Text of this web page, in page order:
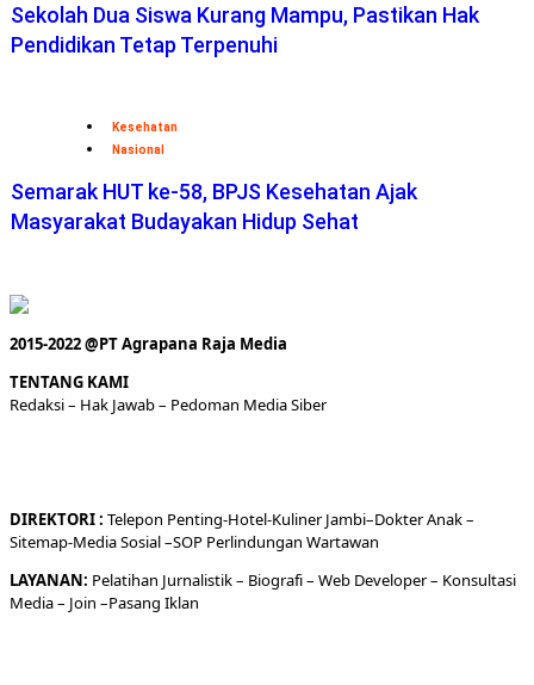
Sekolah Dua Siswa Kurang Mampu, Pastikan Hak
Pendidikan Tetap Terpenuhi
Kesehatan
Nasional
Semarak HUT ke-58, BPJS Kesehatan Ajak
Masyarakat Budayakan Hidup Sehat
2015-2022 @PT Agrapana Raja Media
TENTANG KAMI
Redaksi– Hak Jawab – Pedoman Media Siber
DIREKTORI: Telepon Penting-Hotel-KulinerJambi–DokterAnak –
Sitemap-Media Sosial –SOP Perlindungan Wartawan
LAYANAN: Pelatihan Jurnalistik – Biografi– Web Developer– Konsultasi
Media– Join –Pasang Iklan